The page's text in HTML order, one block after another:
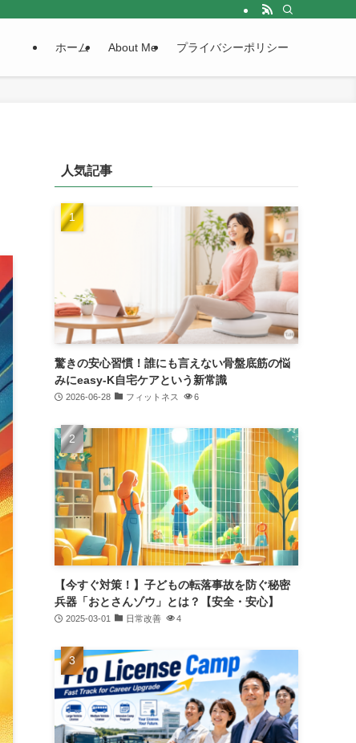
ホーム About Me プライバシーポリシー
人気記事
驚きの安心習慣！誰にも言えない骨盤底筋の悩
みにeasy-K自宅ケアという新常識
2026-06-28 フィットネス 6
【今すぐ対策！】子どもの転落事故を防ぐ秘密
兵器「おとさんゾウ」とは？【安全・安心】
2025-03-01 日常改善 4